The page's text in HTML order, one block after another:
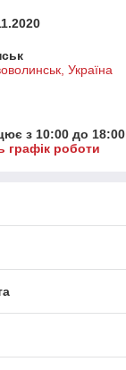
Україна
з 10:00 до 18:00
графік роботи